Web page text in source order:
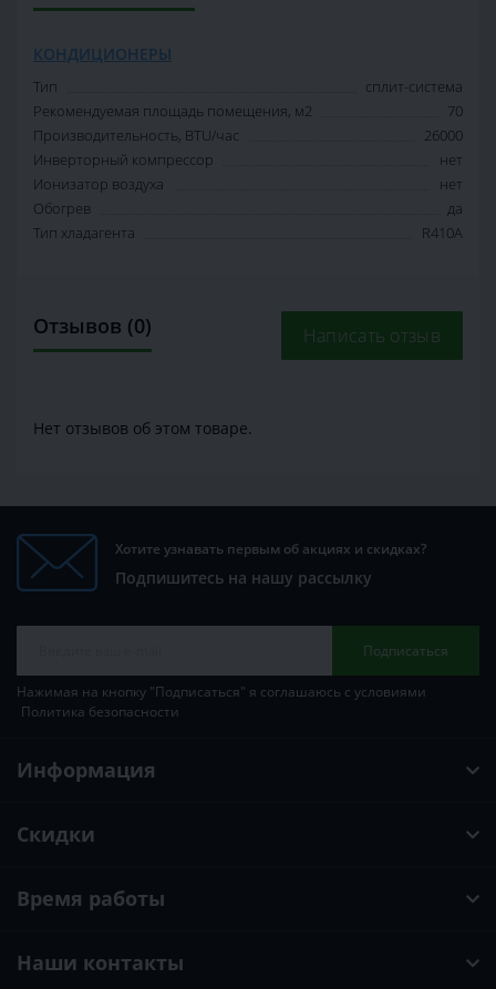
КОНДИЦИОНЕРЫ
Тип
сплит-система
Рекомендуемая площадь помещения, м2
70
Производительность, BTU/час
26000
Инверторный компрессор
нет
Ионизатор воздуха
нет
Обогрев
да
Тип хладагента
R410A
Отзывов (0) Написать отзыв
Нет отзывов об этом товаре.
Хотите узнавать первым об акциях и скидках?
Подпишитесь на нашу рассылку
Подписаться
Нажимая на кнопку "Подписаться" я соглашаюсь с условиями
Политика безопасности
Информация
Скидки
Время работы
Наши контакты